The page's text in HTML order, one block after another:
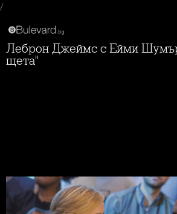
/
Леброн Джеймс с Ейми Шумър в "Тотал
щета"